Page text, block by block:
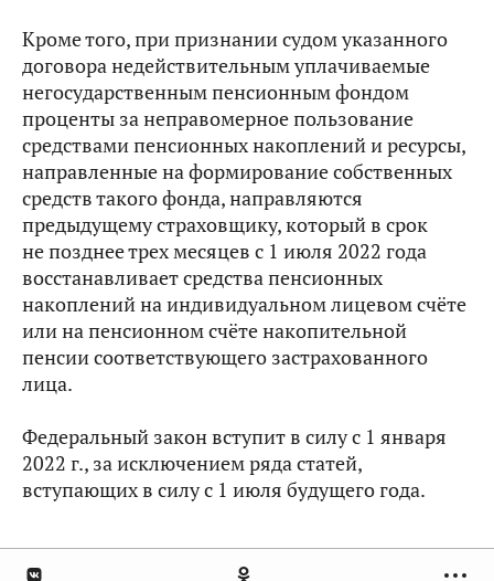
Кроме того, при признании судом указанного
договора недействительным уплачиваемые
негосударственным пенсионным фондом
проценты за неправомерное пользование
средствами пенсионных накоплений и ресурсы,
направленные на формирование собственных
средств такого фонда, направляются
предыдущему страховщику, который в срок
не позднее трех месяцев с 1 июля 2022 года
восстанавливает средства пенсионных
накоплений на индивидуальном лицевом счёте
или на пенсионном счёте накопительной
пенсии соответствующего застрахованного
лица.
Федеральный закон вступит в силу с 1 января
2022 г., за исключением ряда статей,
вступающих в силу с 1 июля будущего года.